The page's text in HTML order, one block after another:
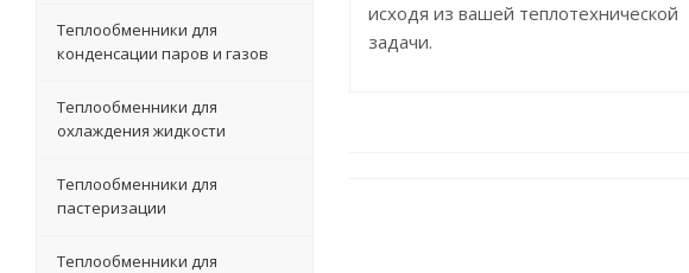
исходя из вашей теплотехнической
задачи.
Теплообменники для
конденсации паров и газов
Теплообменники для
охлаждения жидкости
Теплообменники для
пастеризации
Теплообменники для